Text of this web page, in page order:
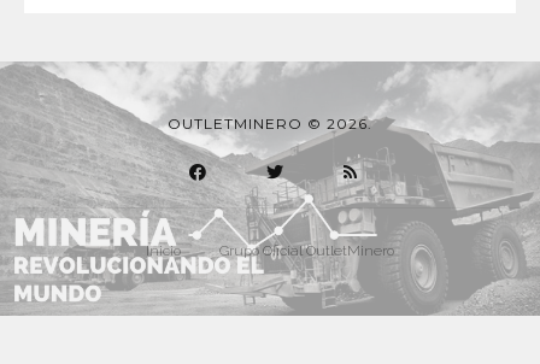
OUTLETMINERO © 2026.
Inicio Grupo Oficial OutletMinero